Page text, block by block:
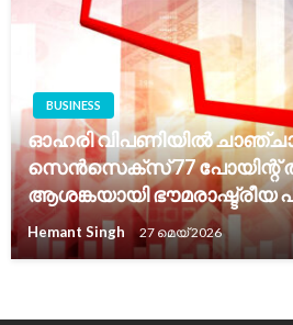
BUSINESS
ഓഹരി വിപണിയിൽ
സെൻസെക്‌സ് 77 പോയിന്റ്
ആശങ്കയായി ഭൗമരാഷ്ട്രീയ
Hemant Singh 27 മെയ്‌ 2026